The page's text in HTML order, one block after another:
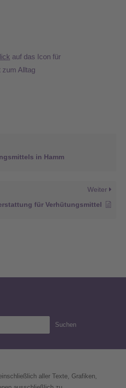
auf das Icon für
zum Alltag
in Hamm
Weiter
für Verhütungsmittel
Suchen
aller Texte, Grafiken,